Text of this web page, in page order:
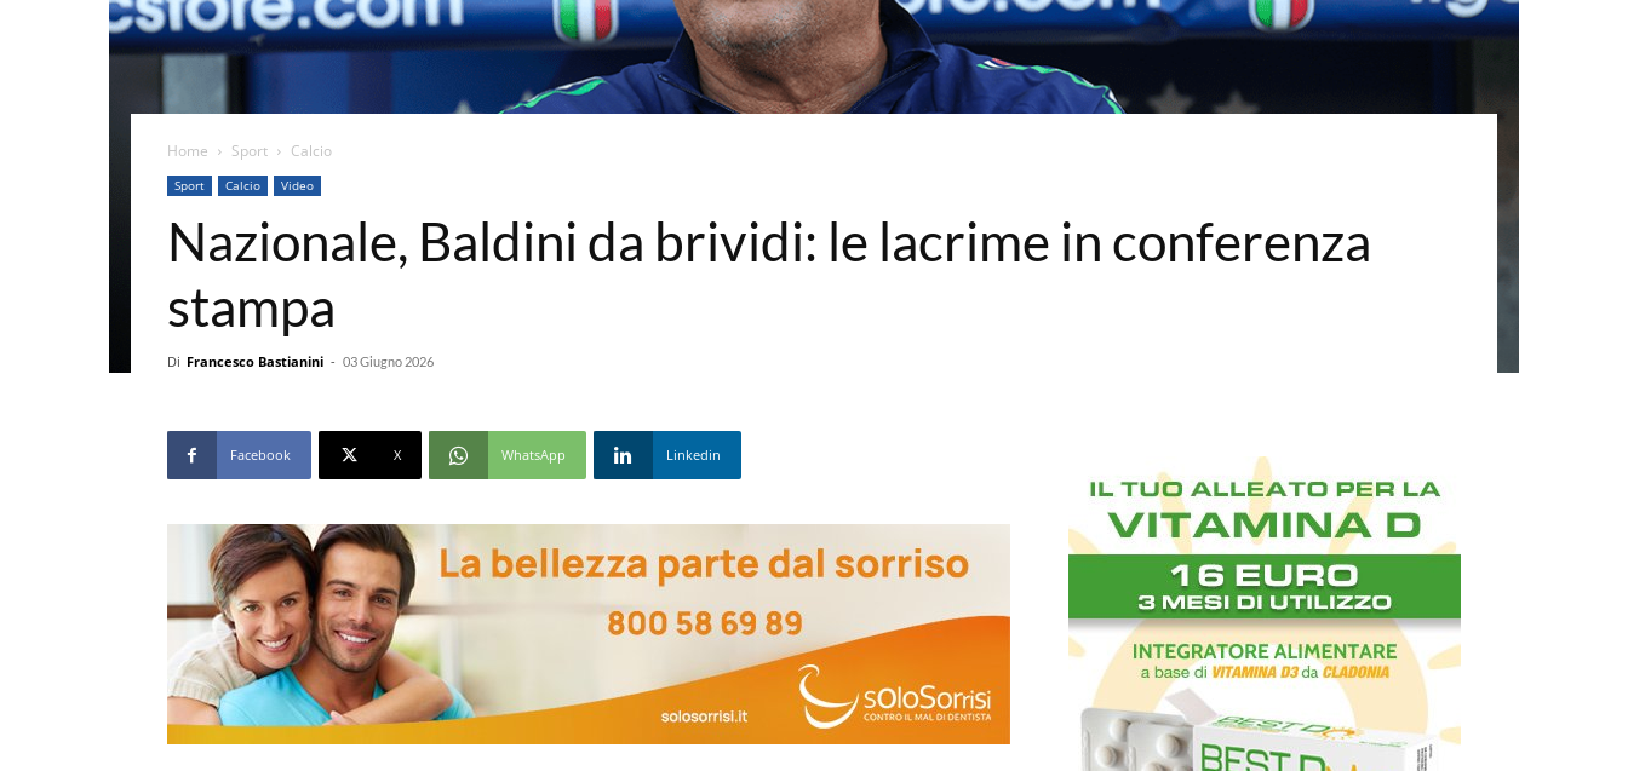
Home Sport Calcio
Sport Calcio Video
Nazionale, Baldini da brividi: le lacrime in conferenza
stampa
Di Francesco Bastianini - 03 Giugno 2026
Facebook X WhatsApp Linkedin